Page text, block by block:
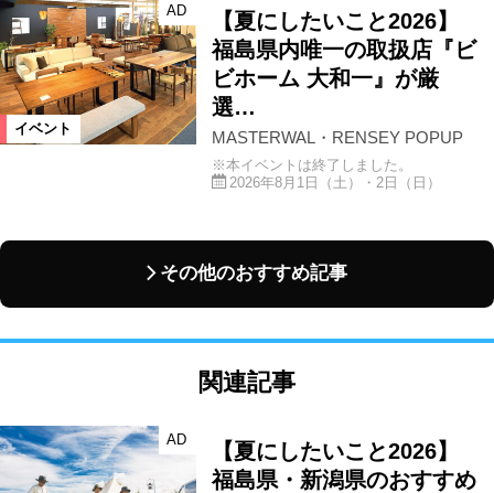
イベント
AD
【夏にしたいこと2026】
福島県内唯一の取扱店『ビ
ビホーム 大和一』が厳
選…
MASTERWAL・RENSEY POPUP
※本イベントは終了しました。
2026年8月1日（土）・2日（日）
その他のおすすめ記事
関連記事
AD
【夏にしたいこと2026】
福島県・新潟県のおすすめ